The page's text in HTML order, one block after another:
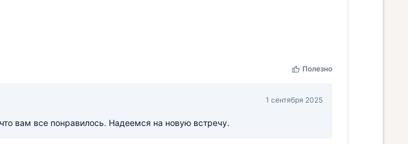
Полезно
1 сентября 2025
вам все понравилось. Надеемся на новую встречу.